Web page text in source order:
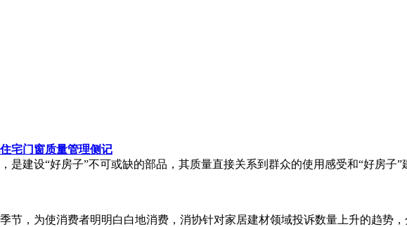
宅门窗质量管理侧记
是建设“好房子”不可或缺的部品，其质量直接关系到群众的使用感受和“好房子”
节，为使消费者明明白白地消费，消协针对家居建材领域投诉数量上升的趋势